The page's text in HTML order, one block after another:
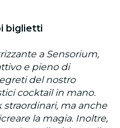
biglietti
a Sensorium,
e pieno di
del nostro
cocktail in mano.
ma anche
la magia. Inoltre,